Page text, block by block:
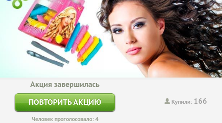
Купили: 166
Акция завершилась
ПОВТОРИТЬ АКЦИЮ
Человек проголосовало: 4